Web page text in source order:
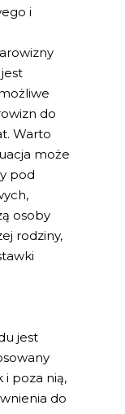
i
do
Warto
może
pod
osoby
rodziny,
jest
i poza nią,
do